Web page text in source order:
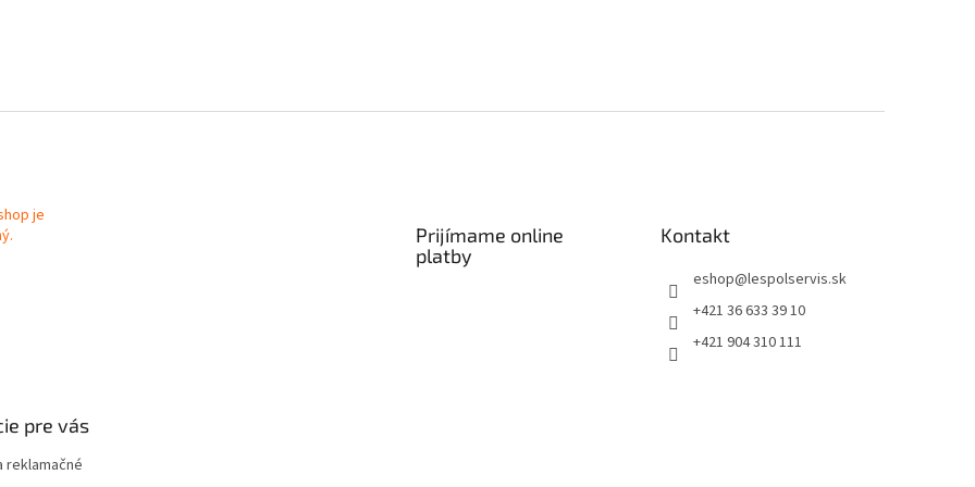
Prijímame online
platby
Kontakt
eshop@lespolservis.sk
+421 36 633 39 10
+421 904 310 111
pre vás
reklamačné